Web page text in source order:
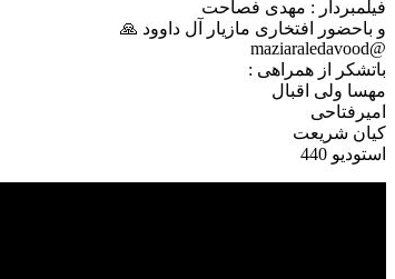
فیلمبردار : مهدی فصاحت
و باحضور افتخاری مازیار آل داوود 🙏
@maziaraledavood
باتشکر از همراهی :
مهسا ولی اقبال
امیرفتاحی
کیان شریعت
استودیو 440